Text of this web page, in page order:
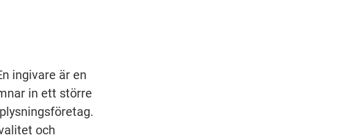
ingivare är en
in ett större
och